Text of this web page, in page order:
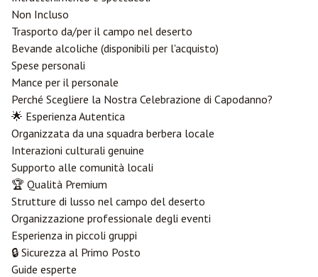
Non Incluso
Trasporto da/per il campo nel deserto
Bevande alcoliche (disponibili per l'acquisto)
Spese personali
Mance per il personale
Perché Scegliere la Nostra Celebrazione di Capodanno?
🌟 Esperienza Autentica
Organizzata da una squadra berbera locale
Interazioni culturali genuine
Supporto alle comunità locali
🏆 Qualità Premium
Strutture di lusso nel campo del deserto
Organizzazione professionale degli eventi
Esperienza in piccoli gruppi
🔒 Sicurezza al Primo Posto
Guide esperte